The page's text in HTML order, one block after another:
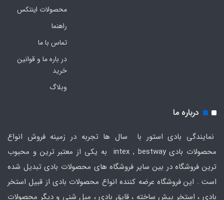
محصولات اینتکس
راهنما
تماس با ما
در باره ما و قوانین
خرید
وبلاگ
درباره ما
نمایندگی بادی استور با سال ها تجربه در زمینه فروش انواع
محصولات بادی intex , bestway به یکی از معتبر ترین و محبوب
ترین فروشگاه در بین سایر فروشگاه های محصولات بادی تبدیل شده
است . این فروشگاه عرضه کننده انواع محصولات بادی از قبیل استخر
بادی ، استخر پیش ساخته ، قایق بادی ، مبل شنی و دیگر محصولات